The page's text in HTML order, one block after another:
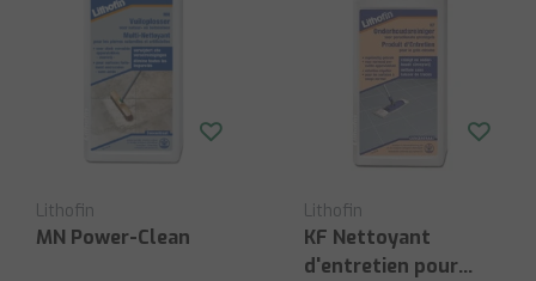
Lithofin
MN Power-Clean
Lithofin
KF Nettoyant
d'entretien pour